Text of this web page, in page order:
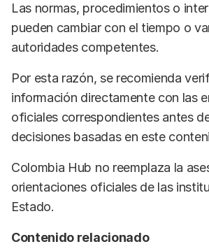
Las normas, procedimientos o
pueden cambiar con el tiempo o
autoridades competentes.
Por esta razón, se recomienda
información directamente con las
oficiales correspondientes antes
decisiones basadas en este
Colombia Hub no reemplaza la
orientaciones oficiales de las
Estado.
Contenido relacionado